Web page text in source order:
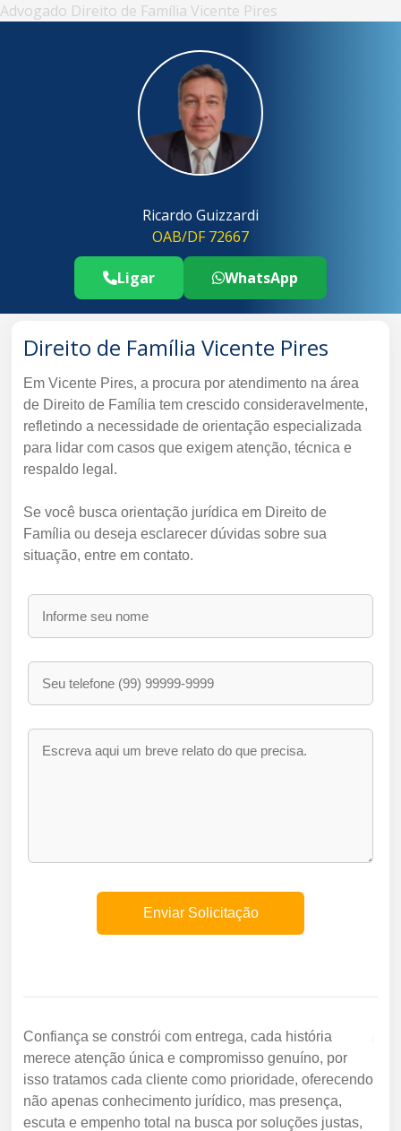
Advogado Direito de Família Vicente Pires
Ricardo Guizzardi
OAB/DF 72667
Telefone Advogado Direito de
Ligar ..
WhatsApp
Direito de Família Vicente Pires
Em Vicente Pires, a procura por atendimento na área
de Direito de Família tem crescido consideravelmente,
refletindo a necessidade de orientação especializada
para lidar com casos que exigem atenção, técnica e
respaldo legal.
Se você busca orientação jurídica em Direito de
Família ou deseja esclarecer dúvidas sobre sua
situação, entre em contato.
Confiança se constrói com entrega, cada história
merece atenção única e compromisso genuíno, por
isso tratamos cada cliente como prioridade, oferecendo
não apenas conhecimento jurídico, mas presença,
escuta e empenho total na busca por soluções justas,